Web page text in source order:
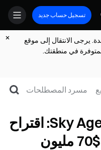
تسجيل حساب جديد
يرجى الانتقال إلى موقع
في منطقتك.
مسرد المصطلحات
خطة توسيع شبكة Sky Agent: اقتراح
الحوكمة يخصص نحو $70 مليون